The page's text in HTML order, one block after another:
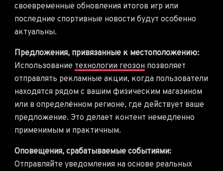
своевременные обновления итогов игр или
последние спортивные новости будут особенно
актуальны.
Предложения, привязанные к местоположению:
Использование технологии геозон позволяет
отправлять рекламные акции, когда пользователи
находятся рядом с вашим физическим магазином
или в определённом регионе, где действует ваше
предложение. Это делает контент немедленно
применимым и практичным.
Оповещения, срабатываемые событиями:
Отправляйте уведомления на основе реальных